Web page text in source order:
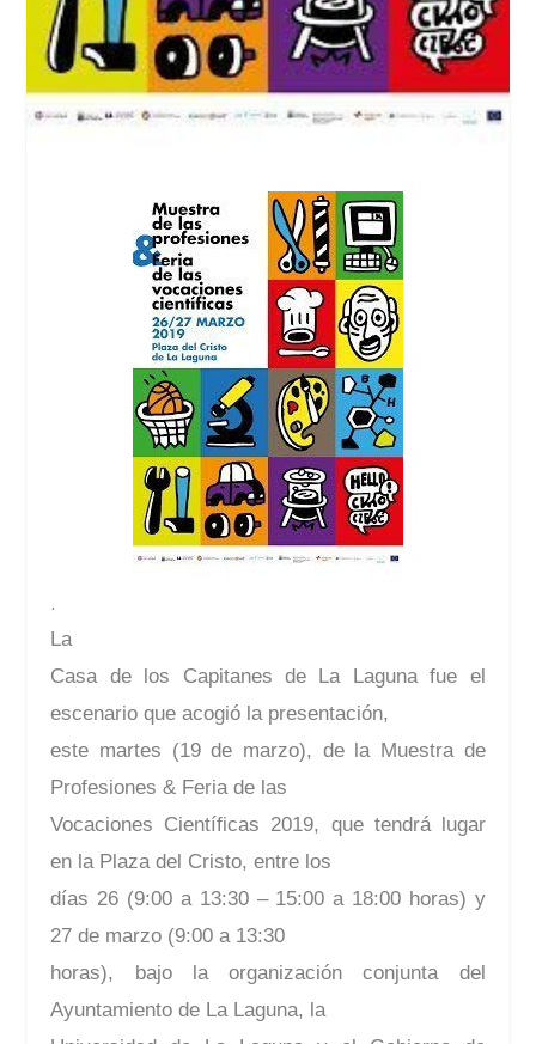
.
La
Casa de los Capitanes de La Laguna fue el
escenario que acogió la presentación,
este martes (19 de marzo), de la Muestra de
Profesiones & Feria de las
Vocaciones Científicas 2019, que tendrá lugar
en la Plaza del Cristo, entre los
días 26 (9:00 a 13:30 – 15:00 a 18:00 horas) y
27 de marzo (9:00 a 13:30
horas), bajo la organización conjunta del
Ayuntamiento de La Laguna, la